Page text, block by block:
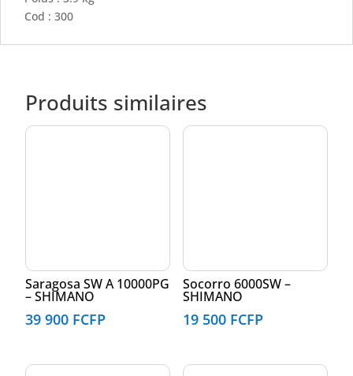
Cod : 300
Produits similaires
Saragosa SW A 10000PG
– SHIMANO
39 900 FCFP
Socorro 6000SW –
SHIMANO
19 500 FCFP